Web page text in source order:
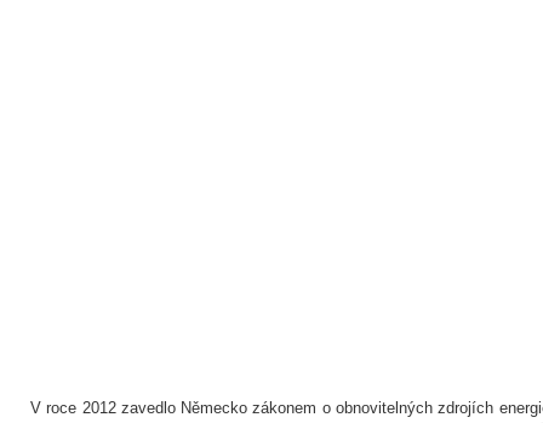
V roce 2012 zavedlo Německo zákonem o obnovitelných zdrojích